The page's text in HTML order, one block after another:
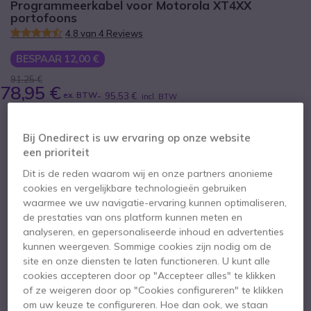
Programmeerkabel voor Motorola XT4XX
portofoons
4.8 van 4 Reviews
BESPAAR 12,00 €
91,25 €
78,95 € ex. BTW- 95,53 € incl. BTW
IN WINKELWAGEN
OFFERTE BINNEN 4 UUR
3 productenop voorraad Levering:24/48 h
3 maandenFabrieksgarantie
Bij Onedirect is uw ervaring op onze website
een prioriteit
Dit is de reden waarom wij en onze partners anonieme
cookies en vergelijkbare technologieën gebruiken
waarmee we uw navigatie-ervaring kunnen optimaliseren,
de prestaties van ons platform kunnen meten en
analyseren, en gepersonaliseerde inhoud en advertenties
kunnen weergeven. Sommige cookies zijn nodig om de
site en onze diensten te laten functioneren. U kunt alle
cookies accepteren door op "Accepteer alles" te klikken
of ze weigeren door op "Cookies configureren" te klikken
om uw keuze te configureren. Hoe dan ook, we staan